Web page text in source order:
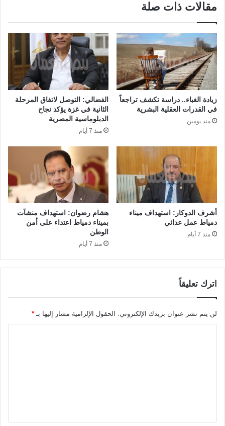
مقالات ذات صلة
زيادة الغباء.. دراسة تكشف تراجعاً
في القدرات العقلية البشرية
منذ يومين
الفضالي: التوصل لاتفاق المرحلة
الثانية في غزة يؤكد نجاح
الدبلوماسية المصرية
منذ 7 أيام
أشرف الدوكار: استهداف ميناء
دمياط عمل عدائي
منذ 7 أيام
هشام رضوان: استهداف منشآت
بميناء دمياط اعتداء على أمن
الوطن
منذ 7 أيام
اترك تعليقاً
لن يتم نشر عنوان بريدك الإلكتروني. الحقول الإلزامية مشار إليها بـ *
ق